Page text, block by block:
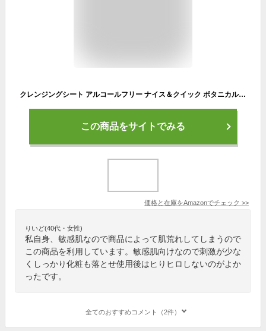
クレンジングシート アルコールフリー ナイス＆クイック ボタニカルクレンジングシート 50枚 無添加 ナイスアンドクイック 敏感肌 メイク落とし NICE&QUICK
この商品をサイトでみる
価格と在庫をAmazonでチェック >>
りいど(40代・女性)
私自身、敏感肌なので商品によって肌荒れしてしまうので
この商品を利用しています。敏感肌向けなので刺激が少な
くしっかり化粧も落とせ使用後はヒりヒロしないのがよか
ったです。
全てのおすすめコメント（2件）